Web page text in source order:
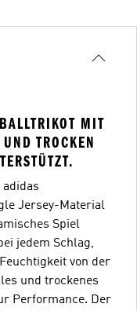
MIT
TROCKEN
Jersey-Material
Spiel
jedem Schlag,
von der
und trockenes
Performance. Der